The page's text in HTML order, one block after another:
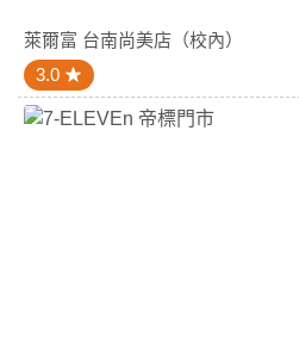
萊爾富 台南尚美店（校內）
3.0